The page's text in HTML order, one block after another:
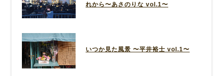
れから〜あさのりな vol.1〜
いつか見た風景 〜平井裕士 vol.1〜